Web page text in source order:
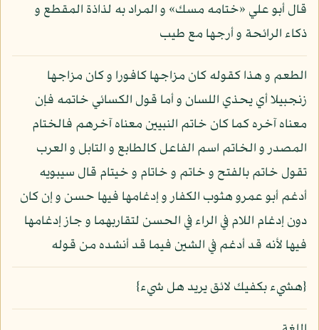
قال أبو علي «ختامه مسك» و المراد به لذاذة المقطع و
ذكاء الرائحة و أرجها مع طيب
الطعم و هذا كقوله كان مزاجها كافورا و كان مزاجها
زنجبيلا أي يحذي اللسان و أما قول الكسائي خاتمه فإن
معناه آخره كما كان خاتم النبيين معناه آخرهم فالختام
المصدر و الخاتم اسم الفاعل كالطابع و التابل و العرب
تقول خاتم بالفتح و خاتم و خاتام و خيتام قال سيبويه
أدغم أبو عمرو هثوب الكفار و إدغامها فيها حسن و إن كان
دون إدغام اللام في الراء في الحسن لتقاربهما و جاز إدغامها
فيها لأنه قد أدغم في الشين فيما قد أنشده من قوله
{هشيء بكفيك لائق يريد هل شيء}